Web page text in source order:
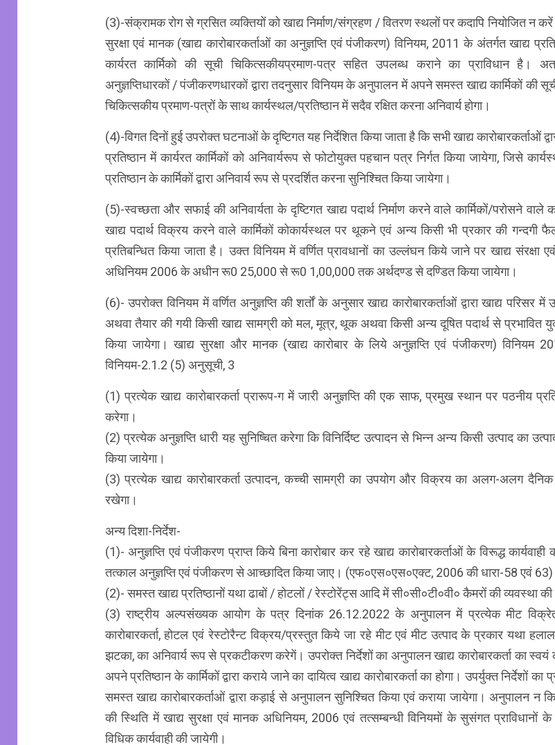
(3)-संक्रामक रोग से ग्रसित व्यक्तियों को खाद्य निर्माण/संग्रहण / वितरण स्थलों पर कदापि नियोजित न
सुरक्षा एवं मानक (खाद्य कारोबारकर्ताओं का अनुज्ञप्ति एवं पंजीकरण) विनियम, 2011 के अंतर्गत खाद्य
कार्यरत कार्मिको की सूची चिकित्सकीयप्रमाण-पत्र सहित उपलब्ध कराने का प्राविधान है।
अनुज्ञप्तिधारकों / पंजीकरणधारकों द्वारा तदनुसार विनियम के अनुपालन में अपने समस्त खाद्य कार्मिकों की
चिकित्सकीय प्रमाण-पत्रों के साथ कार्यस्थल/प्रतिष्ठान में सदैव रक्षित करना अनिवार्य होगा।
(4)-विगत दिनों हुई उपरोक्त घटनाओं के दृष्टिगत यह निर्देशित किया जाता है कि सभी खाद्य कारोबारकर्ताओं
प्रतिष्ठान में कार्यरत कार्मिकों को अनिवार्यरूप से फोटोयुक्त पहचान पत्र निर्गत किया जायेगा, जिसे
प्रतिष्ठान के कार्मिकों द्वारा अनिवार्य रूप से प्रदर्शित करना सुनिश्चित किया जायेगा।
(5)-स्वच्छता और सफाई की अनिवार्यता के दृष्टिगत खाद्य पदार्थ निर्माण करने वाले कार्मिकों/परोसने वाले
खाद्य पदार्थ विक्रय करने वाले कार्मिकों कोकार्यस्थल पर थूकने एवं अन्य किसी भी प्रकार की गन्दगी
प्रतिबन्धित किया जाता है। उक्त विनियम में वर्णित प्रावधानों का उल्लंघन किये जाने पर खाद्य संरक्षा
अधिनियम 2006 के अधीन रू0 25,000 से रू0 1,00,000 तक अर्थदण्ड से दण्डित किया जायेगा।
(6)- उपरोक्त विनियम में वर्णित अनुज्ञप्ति की शर्तों के अनुसार खाद्य कारोबारकर्ताओं द्वारा खाद्य परिसर में
अथवा तैयार की गयी किसी खाद्य सामग्री को मल, मूत्र, थूक अथवा किसी अन्य दूषित पदार्थ से प्रभावित
किया जायेगा। खाद्य सुरक्षा और मानक (खाद्य कारोबार के लिये अनुज्ञप्ति एवं पंजीकरण) विनियम
विनियम-2.1.2 (5) अनुसूची, 3
(1) प्रत्येक खाद्य कारोबारकर्ता प्रारूप-ग में जारी अनुज्ञप्ति की एक साफ, प्रमुख स्थान पर पठनीय
करेगा।
(2) प्रत्येक अनुज्ञप्ति धारी यह सुनिष्चित करेगा कि विनिर्दिष्ट उत्पादन से भिन्न अन्य किसी उत्पाद का
किया जायेगा।
(3) प्रत्येक खाद्य कारोबारकर्ता उत्पादन, कच्ची सामग्री का उपयोग और विक्रय का अलग-अलग दैनिक
रखेगा।
अन्य दिशा-निर्देश-
(1)- अनुज्ञप्ति एवं पंजीकरण प्राप्त किये बिना कारोबार कर रहे खाद्य कारोबारकर्ताओं के विरूद्ध कार्यवाही
तत्काल अनुज्ञप्ति एवं पंजीकरण से आच्छादित किया जाए। (एफ०एस०एस०एक्ट, 2006 की धारा-58 एवं 63)
(2)- समस्त खाद्य प्रतिष्ठानों यथा ढाबों / होटलों / रेस्टोरेंट्स आदि में सी०सी०टी०वी० कैमरों की व्यवस्था की
(3) राष्ट्रीय अल्पसंख्यक आयोग के पत्र दिनांक 26.12.2022 के अनुपालन में प्रत्येक मीट
कारोबारकर्ता, होटल एवं रेस्टोरैन्ट विक्रय/प्रस्तुत किये जा रहे मीट एवं मीट उत्पाद के प्रकार यथा
झटका, का अनिवार्य रूप से प्रकटीकरण करेगें। उपरोक्त निर्देशों का अनुपालन खाद्य कारोबारकर्ता का स्वयं
अपने प्रतिष्ठान के कार्मिकों द्वारा कराये जाने का दायित्व खाद्य कारोबारकर्ता का होगा। उपर्युक्त निर्देशों
समस्त खाद्य कारोबारकर्ताओं द्वारा कड़ाई से अनुपालन सुनिश्चित किया एवं कराया जायेगा। अनुपालन न
की स्थिति में खाद्य सुरक्षा एवं मानक अधिनियम, 2006 एवं तत्सम्बन्धी विनियमों के सुसंगत प्राविधानों के
विधिक कार्यवाही की जायेगी।